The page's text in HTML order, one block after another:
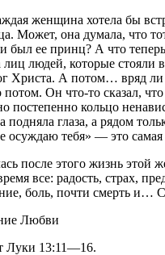
женщина хотела бы
Может, она думала, что
был ее принц? А что
лиц людей, которые стояли
Христа. А потом… вряд ли
потом. Он что-то сказал,
постепенно кольцо
подняла глаза, а рядом
тебя» — это самая
после этого жизнь этой
все: радость, страх,
боль, почти смерть
Любви
Луки 13:11—16.